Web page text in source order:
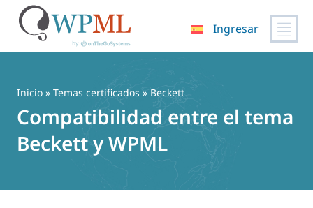
contenido
Ingresar
Inicio » Temas certificados » Beckett
Compatibilidad entre el tema
Beckett y WPML